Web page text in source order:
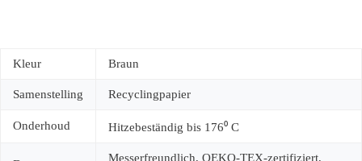
Kleur Braun
Samenstelling Recyclingpapier
Onderhoud Hitzebeständig bis 176⁰ C
Messerfreundlich, OEKO-TEX-zertifiziert,